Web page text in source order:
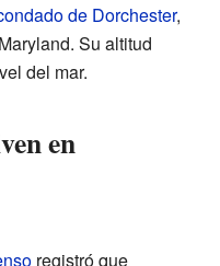
de Dorchester,
Su altitud
del mar.
en
registró que